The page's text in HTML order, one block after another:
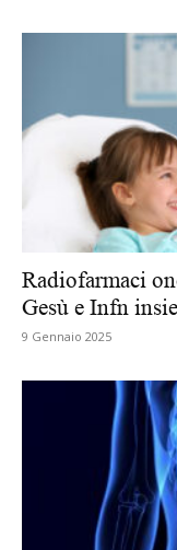
Radiofarmaci
Gesù e Infn
9 Gennaio 2025